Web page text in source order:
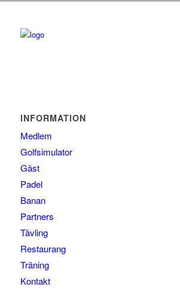
INFORMATION
Medlem
Golfsimulator
Gäst
Padel
Banan
Partners
Tävling
Restaurang
Träning
Kontakt